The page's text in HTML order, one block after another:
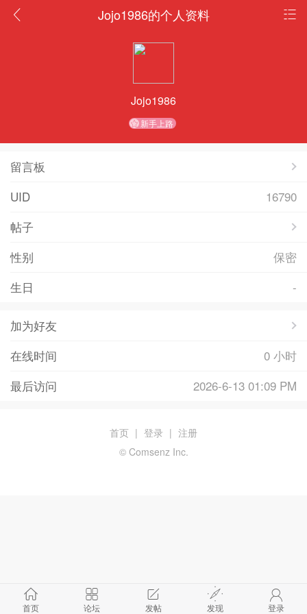
Jojo1986的个人资料
Jojo1986
新手上路
留言板
UID
16790
帖子
性别
保密
生日
-
加为好友
在线时间
0 小时
最后访问
2026-6-13 01:09 PM
首页 论坛 发帖 发现 登录
首页 | 登录 | 注册
© Comsenz Inc.